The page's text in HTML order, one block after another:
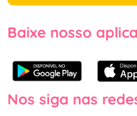
Baixe nosso
Nos siga nas